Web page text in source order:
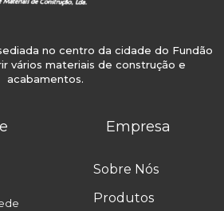
no centro da cidade do Fundão
vários materiais de construção e
acabamentos.
Empresa
Sobre Nós
Produtos